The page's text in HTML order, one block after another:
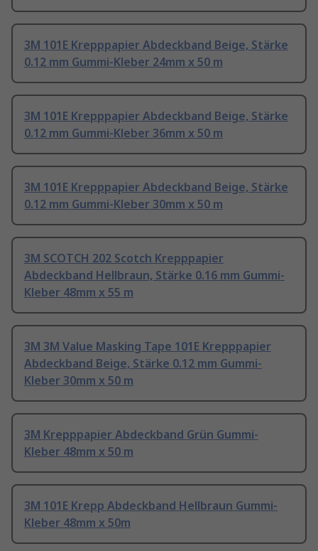
3M 101E Krepppapier Abdeckband Beige, Stärke
0.12 mm Gummi-Kleber 24mm x 50 m
3M 101E Krepppapier Abdeckband Beige, Stärke
0.12 mm Gummi-Kleber 36mm x 50 m
3M 101E Krepppapier Abdeckband Beige, Stärke
0.12 mm Gummi-Kleber 30mm x 50 m
3M SCOTCH 202 Scotch Krepppapier
Abdeckband Hellbraun, Stärke 0.16 mm Gummi-
Kleber 48mm x 55 m
3M 3M Value Masking Tape 101E Krepppapier
Abdeckband Beige, Stärke 0.12 mm Gummi-
Kleber 30mm x 50 m
3M Krepppapier Abdeckband Grün Gummi-
Kleber 48mm x 50 m
3M 101E Krepp Abdeckband Hellbraun Gummi-
Kleber 48mm x 50m